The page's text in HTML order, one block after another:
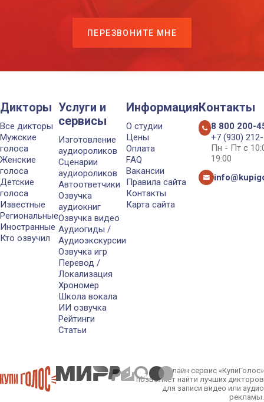
ПЕРЕЗВОНИТЕ МНЕ
Дикторы
Все дикторы
Мужские
голоса
Женские
голоса
Детские
голоса
Известные
Региональные
Иностранные
Кто озвучил
Услуги и
сервисы
Изготовление
аудиороликов
Сценарии
аудиороликов
Автоответчики
Озвучка
аудиокниг
Озвучка видео
Аудиогиды /
Аудиоэкскурсии
Озвучка игр
Перевод /
Локализация
Хрономер
Школа вокала
ИИ озвучка
Рейтинги
Статьи
Информация
О студии
Цены
Оплата
FAQ
Вакансии
Правила сайта
Контакты
Карта сайта
Контакты
8 800 200-
+7 (930)
Пн - Пт с
19:00
Онлайн сервис «КупиГолос»
позволяет найти лучших дикторов
для записи видео или аудио
рекламы.